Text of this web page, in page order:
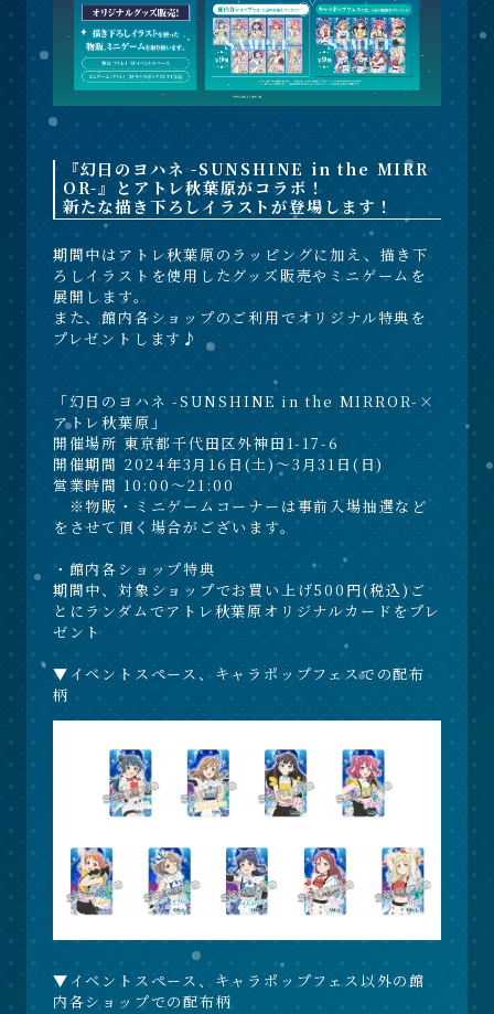
『幻日のヨハネ -SUNSHINE in the MIRR
OR-』とアトレ秋葉原がコラボ！
新たな描き下ろしイラストが登場します！
期間中はアトレ秋葉原のラッピングに加え、描き下
ろしイラストを使用したグッズ販売やミニゲームを
展開します。
また、館内各ショップのご利用でオリジナル特典を
プレゼントします♪
「幻日のヨハネ -SUNSHINE in the MIRROR-×
アトレ秋葉原」
開催場所 東京都千代田区外神田1-17-6
開催期間 2024年3月16日(土)～3月31日(日)
営業時間 10:00～21:00
※物販・ミニゲームコーナーは事前入場抽選など
をさせて頂く場合がございます。
・館内各ショップ特典
期間中、対象ショップでお買い上げ500円(税込)ご
とにランダムでアトレ秋葉原オリジナルカードをプレ
ゼント
▼イベントスペース、キャラポップフェスでの配布
柄
▼イベントスペース、キャラポップフェス以外の館
内各ショップでの配布柄